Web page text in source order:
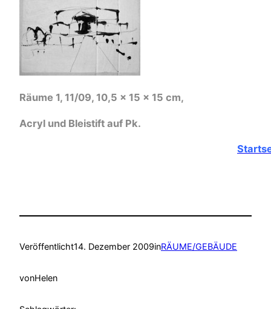
Räume 1, 11/09, 10,5 x 15 x 15 cm,
Acryl und Bleistift auf Pk.
Veröffentlicht14. Dezember 2009inRÄUME/GEBÄUDE
vonHelen